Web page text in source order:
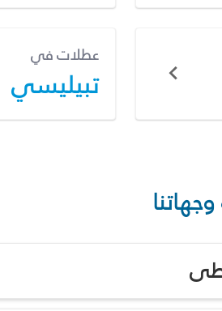
عطلات في
تبيليسي